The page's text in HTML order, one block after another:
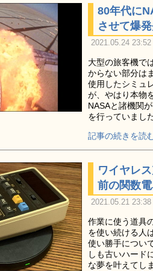
80年代に
させて爆
2021.05.24
大型の旅客機で
からない部分は
使用したシミュ
が、やはり本物
NASAと諸機関
を行っていまし
記事の続きを読
ワイヤレ
前の関数
2021.05.21
作業に使う道具
を使い続ける人
使い勝手につい
しも古いハー
な夢を叶えてし